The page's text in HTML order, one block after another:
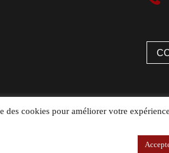
des cookies pour améliorer votre